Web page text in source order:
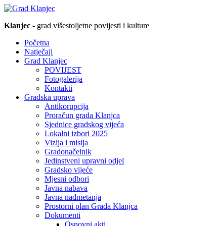
Klanjec - grad višestoljetne povijesti i kulture
Početna
Natječaji
Grad Klanjec
POVIJEST
Fotogalerija
Kontakti
Gradska uprava
Antikorupcija
Proračun grada Klanjca
Sjednice gradskog vijeća
Lokalni izbori 2025
Vizija i misija
Gradonačelnik
Jedinstveni upravni odjel
Gradsko vijeće
Mjesni odbori
Javna nabava
Javna nadmetanja
Prostorni plan Grada Klanjca
Dokumenti
Osnovni akti